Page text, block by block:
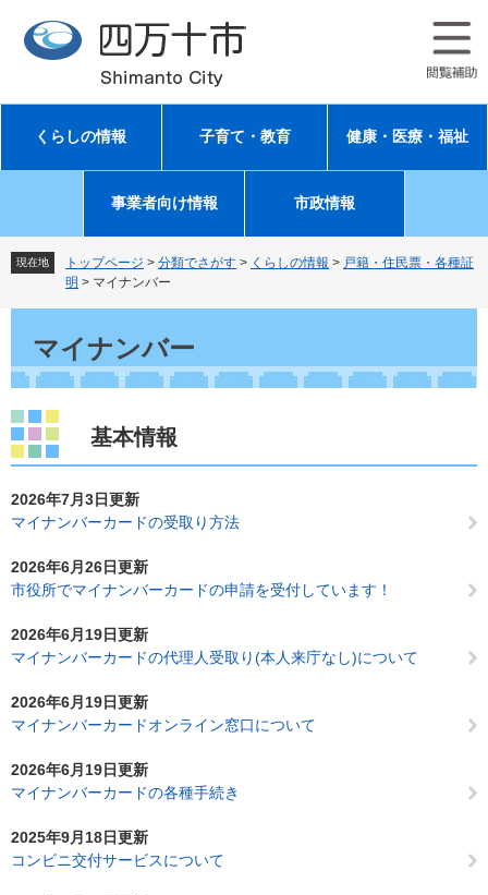
先
す
を
し
文
くらしの情報 子育て・教育 健康・医療・福祉
事業者向け情報 市政情報
現在地 トップページ > 分類でさがす > くらしの情報 > 戸籍・住民票・各種証
明 > マイナンバー
マイナンバー
基本情報
2026年7月3日更新
マイナンバーカードの受取り方法
2026年6月26日更新
市役所でマイナンバーカードの申請を受付しています！
2026年6月19日更新
マイナンバーカードの代理人受取り(本人来庁なし)について
2026年6月19日更新
マイナンバーカードオンライン窓口について
2026年6月19日更新
マイナンバーカードの各種手続き
2025年9月18日更新
コンビニ交付サービスについて